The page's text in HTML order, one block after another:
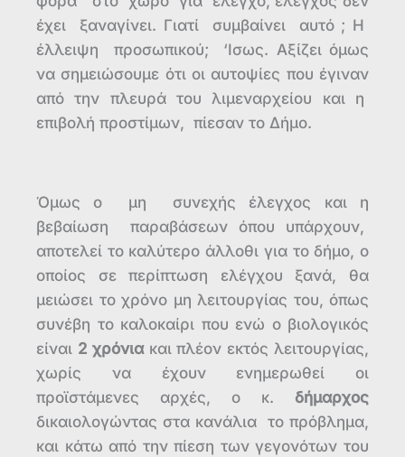
έχει ξαναγίνει. Γιατί συμβαίνει αυτό ; Η
έλλειψη προσωπικού; ‘Iσως. Αξίζει όμως
να σημειώσουμε ότι οι αυτοψίες που έγιναν
από την πλευρά του λιμεναρχείου και η
επιβολή προστίμων, πίεσαν το Δήμο.
Όμως ο μη συνεχής έλεγχος και η
βεβαίωση παραβάσεων όπου υπάρχουν,
αποτελεί το καλύτερο άλλοθι για το δήμο, ο
οποίος σε περίπτωση ελέγχου ξανά, θα
μειώσει το χρόνο μη λειτουργίας του, όπως
συνέβη το καλοκαίρι που ενώ ο βιολογικός
είναι 2 χρόνιακαι πλέον εκτός λειτουργίας,
χωρίς να έχουν ενημερωθεί οι
προϊστάμενες αρχές, ο κ. δήμαρχος
δικαιολογώντας στα κανάλια το πρόβλημα,
και κάτω από την πίεση των γεγονότων του